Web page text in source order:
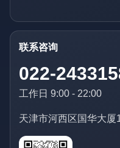
联系咨询
022-
工作日 9:00 - 22:00
天津市河西区国华大厦